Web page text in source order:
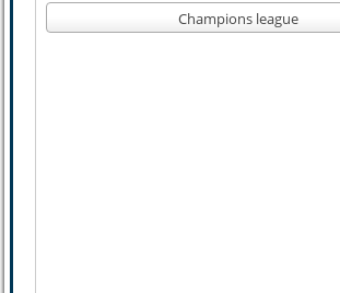
Champions league